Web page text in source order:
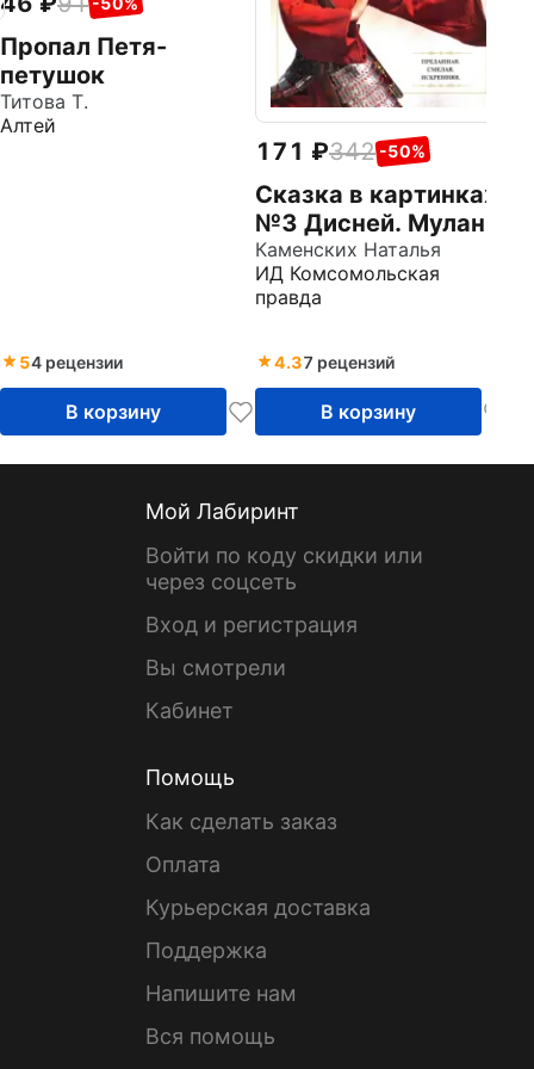
Пропал Петя-
петушок
Титова Т.
Алтей
54 рецензии
В корзину
171 342 -50%
Сказка в картинках
№3 Дисней. Мулан
Каменских Наталья
ИД Комсомольская
правда
4.37 рецензий
В корзину
Мой Лабиринт
Войти по коду скидки или
через соцсеть
Вход и регистрация
Вы смотрели
Кабинет
Помощь
Как сделать заказ
Оплата
Курьерская доставка
Поддержка
Напишите нам
Вся помощь